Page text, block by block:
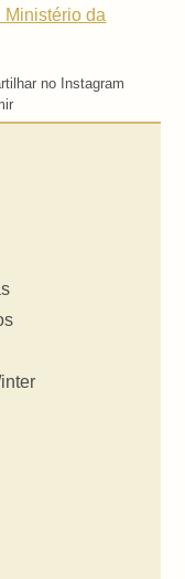
Ministério da
no Instagram